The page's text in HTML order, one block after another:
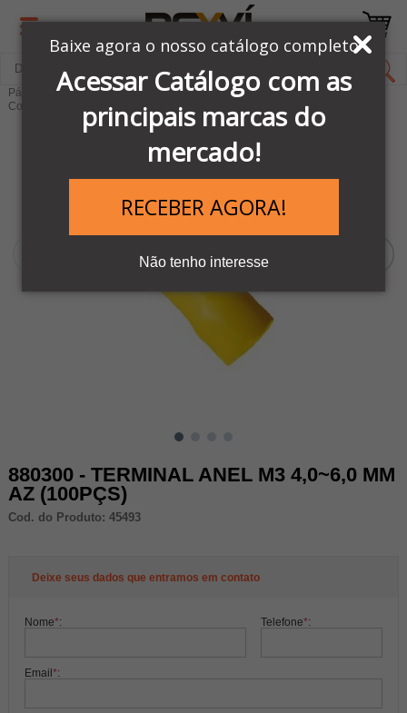
Baixe agora o nosso catálogo completo
Acessar Catálogo com as
principais marcas do
mercado!
RECEBER AGORA!
Não tenho interesse
Página Inicial
COMANDOS & SINALIZAÇÕES
Conectores e Terminais Elétricos
880300 - TERMINAL ANEL M3 4,0~6,0 MM
AZ (100PÇS)
Cod. do Produto: 45493
Deixe seus dados que entramos em contato
Nome*: Telefone*:
Email*: